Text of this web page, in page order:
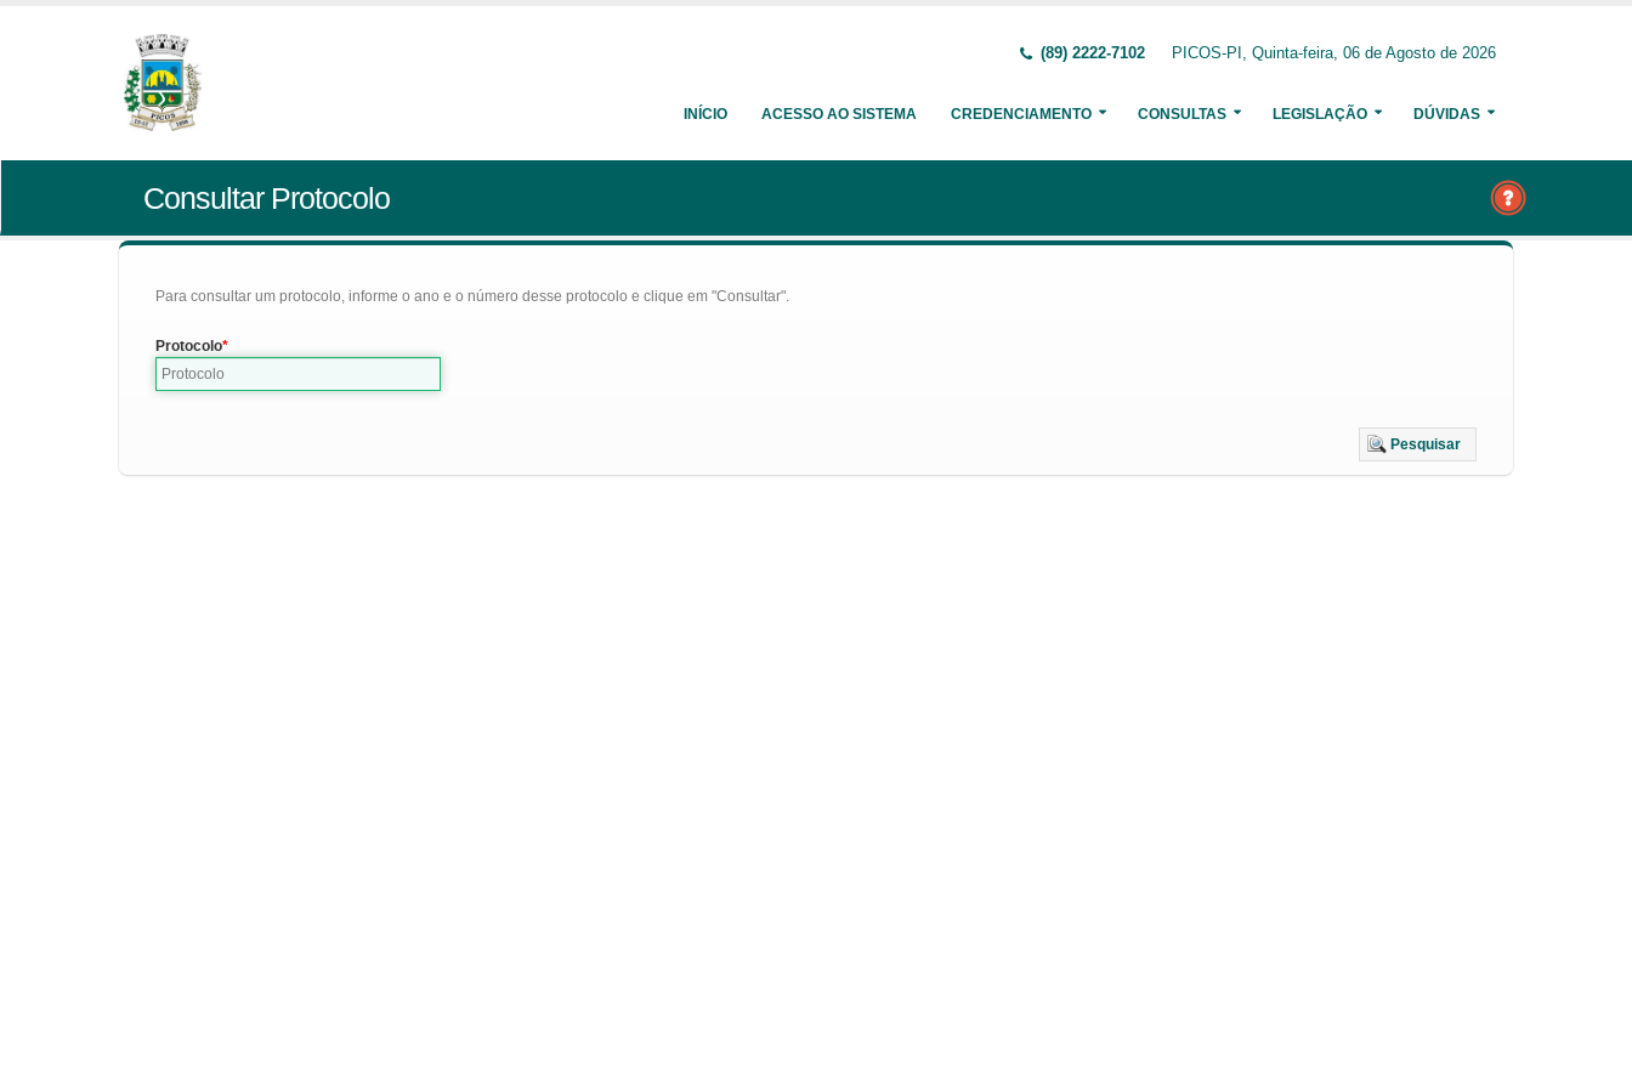
(89) 2222-7102 PICOS-PI, Quinta-feira, 06 de Agosto de 2026
INÍCIO ACESSO AO SISTEMA CREDENCIAMENTO CONSULTAS LEGISLAÇÃO DÚVIDAS
Consultar Protocolo
Para consultar um protocolo, informe o ano e o número desse protocolo e clique em "Consultar".
Protocolo
Pesquisar